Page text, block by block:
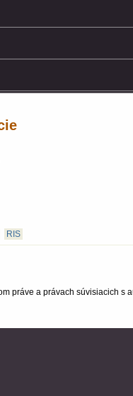
RIS
práve a právach súvisiacich s